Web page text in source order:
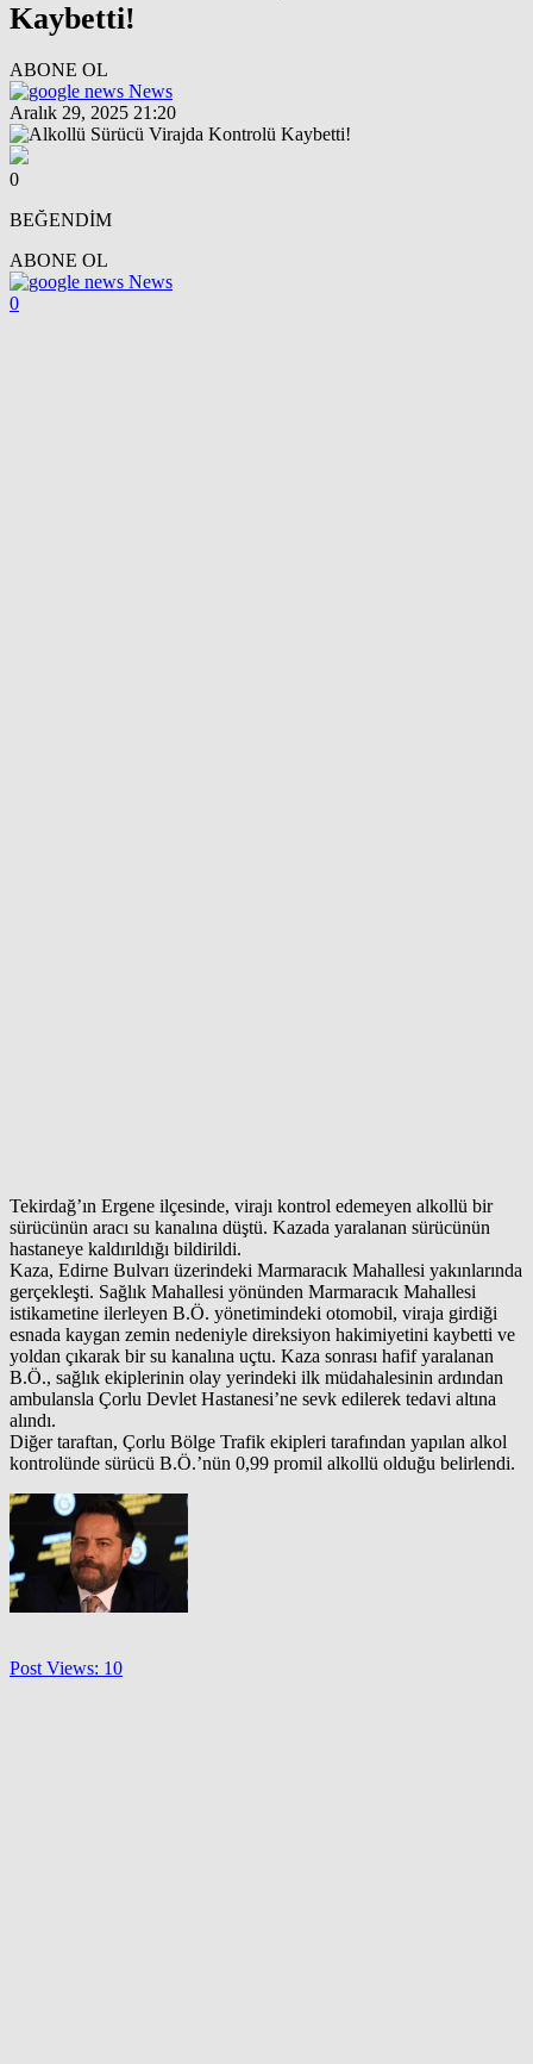
Kaybetti!
ABONE OL
News
Aralık 29, 2025 21:20
0
BEĞENDİM
ABONE OL
News
0
Tekirdağ’ın Ergene ilçesinde, virajı kontrol edemeyen alkollü bir
sürücünün aracı su kanalına düştü. Kazada yaralanan sürücünün
hastaneye kaldırıldığı bildirildi.
Kaza, Edirne Bulvarı üzerindeki Marmaracık Mahallesi yakınlarında
gerçekleşti. Sağlık Mahallesi yönünden Marmaracık Mahallesi
istikametine ilerleyen B.Ö. yönetimindeki otomobil, viraja girdiği
esnada kaygan zemin nedeniyle direksiyon hakimiyetini kaybetti ve
yoldan çıkarak bir su kanalına uçtu. Kaza sonrası hafif yaralanan
B.Ö., sağlık ekiplerinin olay yerindeki ilk müdahalesinin ardından
ambulansla Çorlu Devlet Hastanesi’ne sevk edilerek tedavi altına
alındı.
Diğer taraftan, Çorlu Bölge Trafik ekipleri tarafından yapılan alkol
kontrolünde sürücü B.Ö.’nün 0,99 promil alkollü olduğu belirlendi.
Post Views: 10